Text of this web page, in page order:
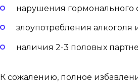
нарушения гормонального
злоупотребления алкоголя
наличия 2-3 половых
К сожалению, полное